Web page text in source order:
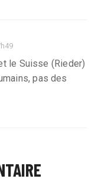
le Suisse (Rieder)
pas des